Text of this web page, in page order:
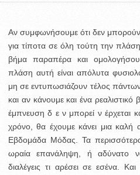
Αν συμφωνήσουμε ότι δεν
για τίποτα σε όλη τούτη την
βήμα παραπέρα και
πλάση αυτή είναι απόλυτα
μη σε εντυπωσιάζουν τέλος
και αν κάνουμε και ένα
έμπνευση δ ε ν μπορεί ν έρχεται
χρόνο, θα έχουμε κάνει μια καλή
Εβδομάδα Μόδας. Τα
ωραία επανάληψη, ή αδύνατο
διαλέγεις τι αρέσει σε εσένα.